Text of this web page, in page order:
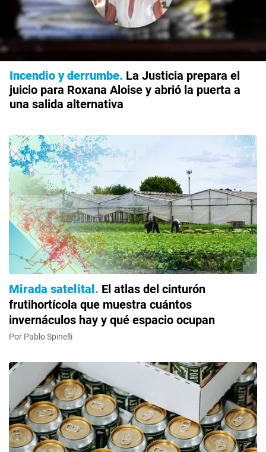
Incendio y derrumbe La Justicia prepara el
juicio para Roxana Aloise y abrió la puerta a
una salida alternativa
Mirada satelital El atlas del cinturón
frutihortícola que muestra cuántos
invernáculos hay y qué espacio ocupan
Por Pablo Spinelli